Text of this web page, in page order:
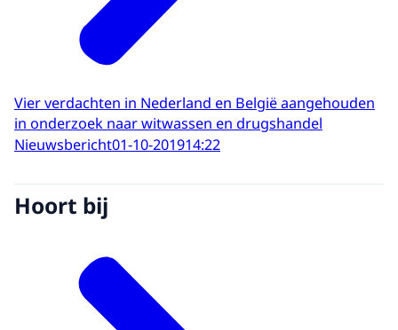
Vier verdachten in Nederland en België aangehouden
in onderzoek naar witwassen en drugshandel
Nieuwsbericht01-10-201914:22
Hoort bij